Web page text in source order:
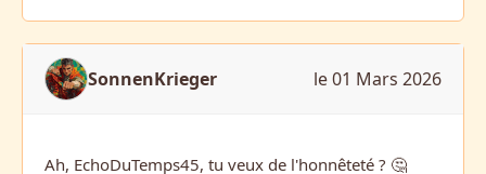
SonnenKrieger le 01 Mars 2026
Ah, EchoDuTemps45, tu veux de l'honnêteté ? 🤔